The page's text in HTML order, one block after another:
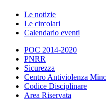
Le notizie
Le circolari
Calendario eventi
POC 2014-2020
PNRR
Sicurezza
Centro Antiviolenza
Codice Disciplinare
Area Riservata